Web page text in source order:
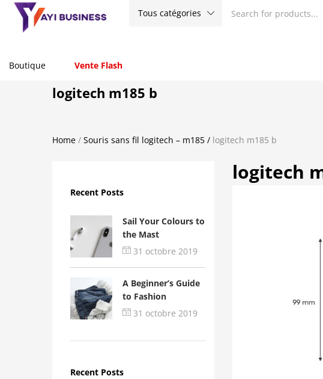
Tous catégories
Boutique Vente Flash
logitech m185 b
Home / Souris sans fil logitech – m185 / logitech m185 b
Recent Posts
Sail Your Colours to
the Mast
31 octobre 2019
A Beginner’s Guide
to Fashion
31 octobre 2019
Recent Posts
logitech